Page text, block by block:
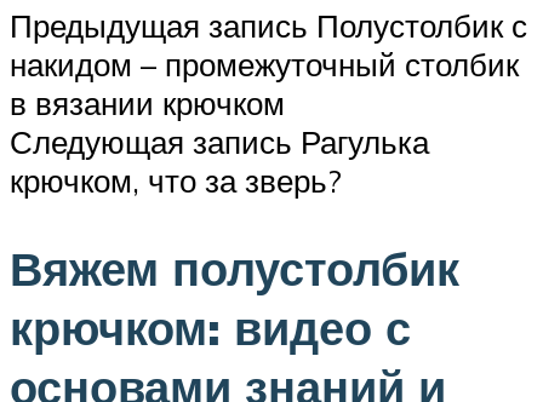
Предыдущая запись Полустолбик с
накидом – промежуточный столбик
в вязании крючком
Следующая запись Рагулька
крючком, что за зверь?
Вяжем полустолбик
крючком: видео с
основами знаний и